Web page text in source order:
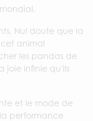
Nul doute que la
animal
les pandas de
joie infinie qu'ils
et le mode de
performance